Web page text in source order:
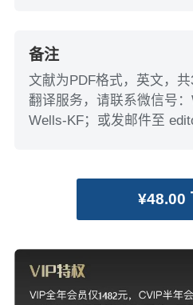
备注
文献为PDF格式，英文，
翻译服务，请联系微信号
Wells-KF；或发邮件至
¥48.00